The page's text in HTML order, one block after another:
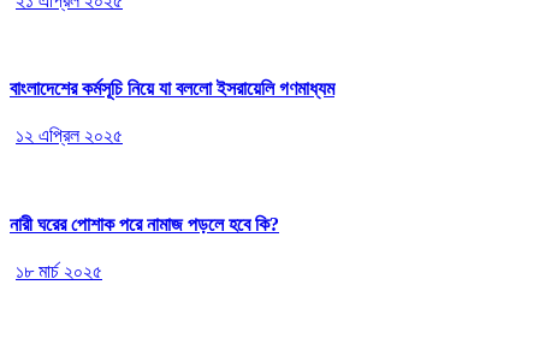
বাংলাদেশের কর্মসূচি নিয়ে যা বললো ইসরায়েলি গণমাধ্যম
১২ এপ্রিল ২০২৫
নারী ঘরের পোশাক পরে নামাজ পড়লে হবে কি?
১৮ মার্চ ২০২৫